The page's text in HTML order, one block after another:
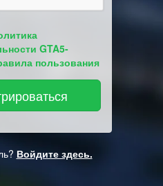
GTA5-
пользования
Войдите здесь.